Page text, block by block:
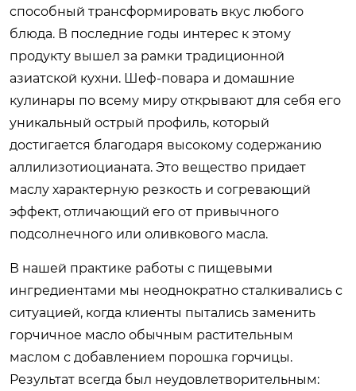
способный трансформировать вкус любого
блюда. В последние годы интерес к этому
продукту вышел за рамки традиционной
азиатской кухни. Шеф-повара и домашние
кулинары по всему миру открывают для себя его
уникальный острый профиль, который
достигается благодаря высокому содержанию
аллилизотиоцианата. Это вещество придает
маслу характерную резкость и согревающий
эффект, отличающий его от привычного
подсолнечного или оливкового масла.
В нашей практике работы с пищевыми
ингредиентами мы неоднократно сталкивались с
ситуацией, когда клиенты пытались заменить
горчичное масло обычным растительным
маслом с добавлением порошка горчицы.
Результат всегда был неудовлетворительным: